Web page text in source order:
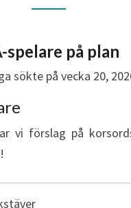
PÅ
spelare på plan
sökte på vecka 20,
vi förslag på
!